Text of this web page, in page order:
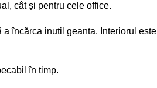
cât și pentru cele office.
încărca inutil geanta. Interiorul este
în timp.